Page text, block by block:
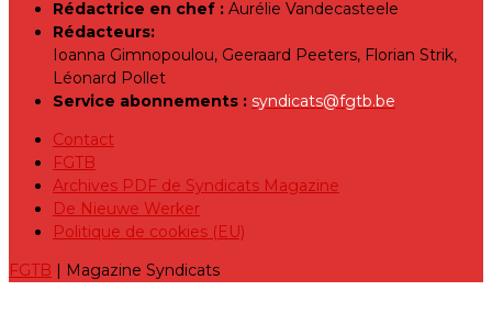
Rédactrice en chef : Aurélie Vandecasteele
Rédacteurs:
Ioanna Gimnopoulou, Geeraard Peeters, Florian Strik,
Léonard Pollet
Service abonnements : syndicats@fgtb.be
Contact
FGTB
Archives PDF de Syndicats Magazine
De Nieuwe Werker
Politique de cookies (EU)
FGTB | Magazine Syndicats